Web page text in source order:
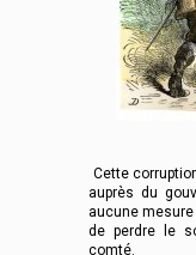
Cette
auprès du
aucune
de perdre le
comté.